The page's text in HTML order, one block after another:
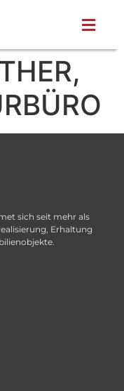
sich seit mehr als
Erhaltung